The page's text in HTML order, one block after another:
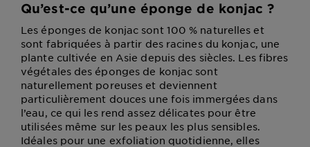
Qu’est-ce qu’une éponge de konjac ?
Les éponges de konjac sont 100 % naturelles et
sont fabriquées à partir des racines du konjac, une
plante cultivée en Asie depuis des siècles. Les fibres
végétales des éponges de konjac sont
naturellement poreuses et deviennent
particulièrement douces une fois immergées dans
l’eau, ce qui les rend assez délicates pour être
utilisées même sur les peaux les plus sensibles.
Idéales pour une exfoliation quotidienne, elles